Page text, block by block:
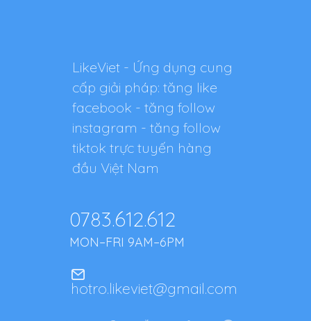
LikeViet - Ứng dụng cung
cấp giải pháp: tăng like
facebook - tăng follow
instagram - tăng follow
tiktok trực tuyến hàng
đầu Việt Nam
0783.612.612
MON–FRI 9AM–6PM
hotro.likeviet@gmail.com